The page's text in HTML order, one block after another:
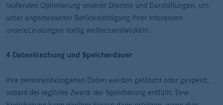
laufenden Optimierung unserer Dienste und Darstellungen, um
unter angemessener Berücksichtigung Ihrer Interessen
unsereLeistungen stetig weiterzuentwickeln.
4 Datenlöschung und Speicherdauer
Ihre personenbezogenen Daten werden gelöscht oder gesperrt,
sobald der legitime Zweck der Speicherung entfällt. Eine